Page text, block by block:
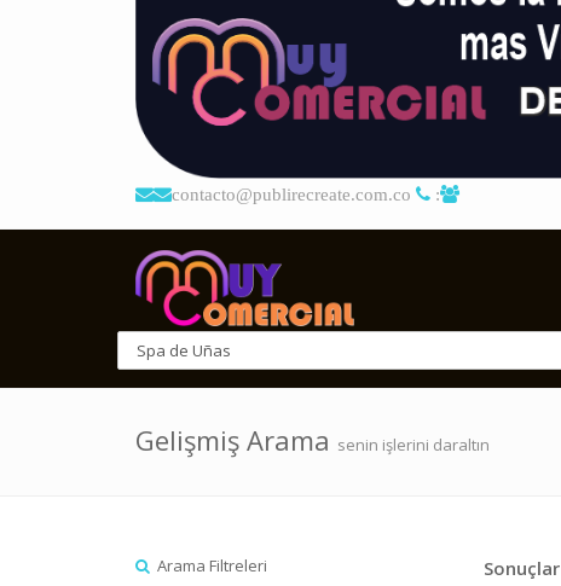
contacto@publirecreate.com.co :
Gelişmiş Arama senin işlerini daraltın
Arama Filtreleri Sonuçlar